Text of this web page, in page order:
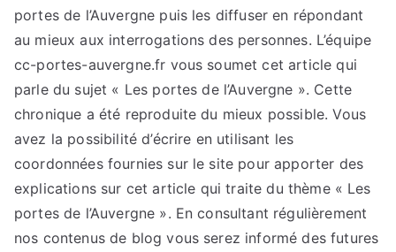
portes de l’Auvergne puis les diffuser en répondant
au mieux aux interrogations des personnes. L’équipe
cc-portes-auvergne.fr vous soumet cet article qui
parle du sujet « Les portes de l’Auvergne ». Cette
chronique a été reproduite du mieux possible. Vous
avez la possibilité d’écrire en utilisant les
coordonnées fournies sur le site pour apporter des
explications sur cet article qui traite du thème « Les
portes de l’Auvergne ». En consultant régulièrement
nos contenus de blog vous serez informé des futures